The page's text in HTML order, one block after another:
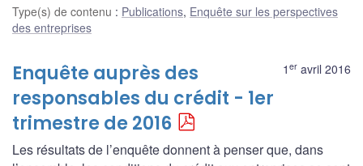
Type(s) de contenu : Publications, Enquête sur les perspectives
des entreprises
1 er avril 2016
Enquête auprès des
responsables du crédit - 1er
trimestre de 2016
Les résultats de l’enquête donnent à penser que, dans